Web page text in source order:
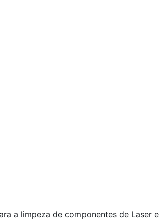
a limpeza de componentes de Laser e